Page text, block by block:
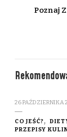
Poznaj
26 PAŹDZIERNIKA
CO JEŚĆ?
PRZEPISY